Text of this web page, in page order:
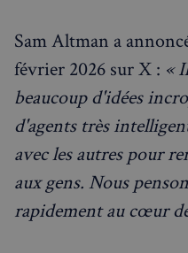
Sam Altman a
février 2026 sur X : «
beaucoup d'idées
d'agents très
avec les autres pour
aux gens. Nous
rapidement au cœur